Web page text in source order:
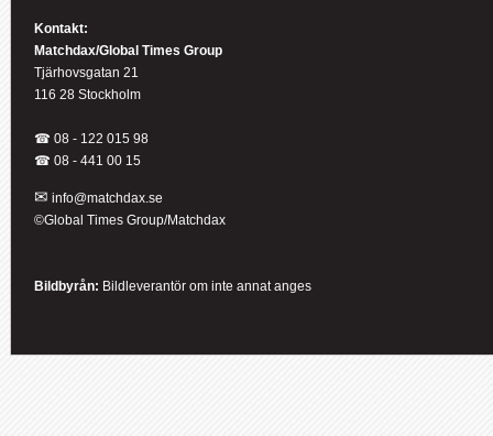
Kontakt:
Matchdax/Global Times Group
Tjärhovsgatan 21
116 28 Stockholm
☎ 08 - 122 015 98
☎ 08 - 441 00 15
✉ info@matchdax.se
©Global Times Group/Matchdax
Bildbyrån: Bildleverantör om inte annat anges